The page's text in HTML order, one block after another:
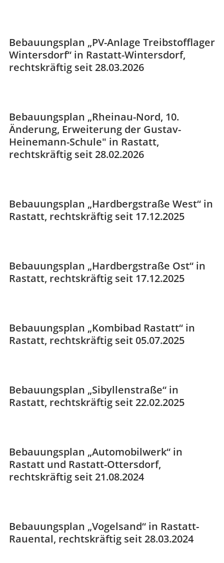
Bebauungsplan „PV-Anlage Treibstofflager
Wintersdorf“ in Rastatt-Wintersdorf,
rechtskräftig seit 28.03.2026
Bebauungsplan „Rheinau-Nord, 10.
Änderung, Erweiterung der Gustav-
Heinemann-Schule" in Rastatt,
rechtskräftig seit 28.02.2026
Bebauungsplan „Hardbergstraße West“ in
Rastatt, rechtskräftig seit 17.12.2025
Bebauungsplan „Hardbergstraße Ost“ in
Rastatt, rechtskräftig seit 17.12.2025
Bebauungsplan „Kombibad Rastatt“ in
Rastatt, rechtskräftig seit 05.07.2025
Bebauungsplan „Sibyllenstraße“ in
Rastatt, rechtskräftig seit 22.02.2025
Bebauungsplan „Automobilwerk“ in
Rastatt und Rastatt-Ottersdorf,
rechtskräftig seit 21.08.2024
Bebauungsplan „Vogelsand“ in Rastatt-
Rauental, rechtskräftig seit 28.03.2024